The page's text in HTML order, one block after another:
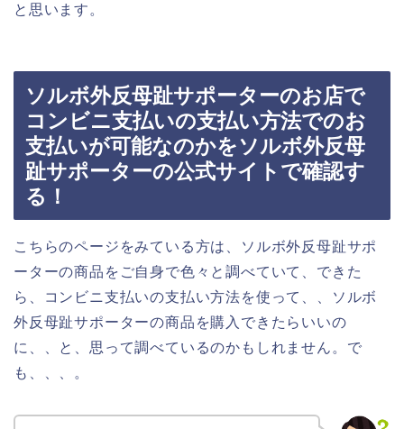
と思います。
ソルボ外反母趾サポーターのお店で
コンビニ支払いの支払い方法でのお
支払いが可能なのかをソルボ外反母
趾サポーターの公式サイトで確認す
る！
こちらのページをみている方は、ソルボ外反母趾サポ
ーターの商品をご自身で色々と調べていて、できた
ら、コンビニ支払いの支払い方法を使って、、ソルボ
外反母趾サポーターの商品を購入できたらいいの
に、、と、思って調べているのかもしれません。で
も、、、。